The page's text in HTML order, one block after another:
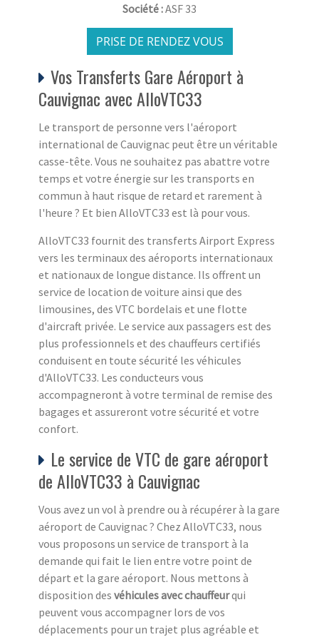
Société :ASF 33
PRISE DE RENDEZ VOUS
Vos Transferts Gare Aéroport à
Cauvignac avec AlloVTC33
Le transport de personne vers l'aéroport
international de Cauvignac peut être un véritable
casse-tête. Vous ne souhaitez pas abattre votre
temps et votre énergie sur les transports en
commun à haut risque de retard et rarement à
l'heure ? Et bien AlloVTC33 est là pour vous.
AlloVTC33 fournit des transferts Airport Express
vers les terminaux des aéroports internationaux
et nationaux de longue distance. Ils offrent un
service de location de voiture ainsi que des
limousines, des VTC bordelais et une flotte
d'aircraft privée. Le service aux passagers est des
plus professionnels et des chauffeurs certifiés
conduisent en toute sécurité les véhicules
d'AlloVTC33. Les conducteurs vous
accompagneront à votre terminal de remise des
bagages et assureront votre sécurité et votre
confort.
Le service de VTC de gare aéroport
de AlloVTC33 à Cauvignac
Vous avez un vol à prendre ou à récupérer à la gare
aéroport de Cauvignac ? Chez AlloVTC33, nous
vous proposons un service de transport à la
demande qui fait le lien entre votre point de
départ et la gare aéroport. Nous mettons à
disposition des véhicules avec chauffeurqui
peuvent vous accompagner lors de vos
déplacements pour un trajet plus agréable et